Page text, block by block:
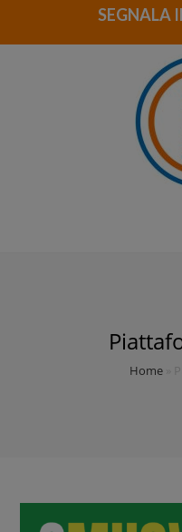
SEGNALA
Home